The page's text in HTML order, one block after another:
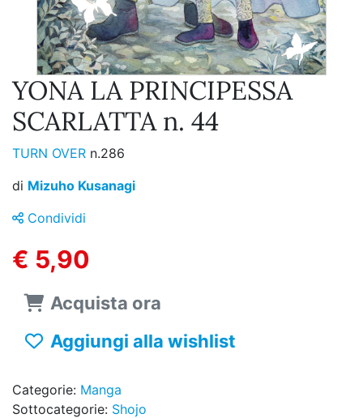
YONA LA PRINCIPESSA
SCARLATTA n. 44
TURN OVER n.286
di Mizuho Kusanagi
Condividi
€ 5,90
Acquista ora
Aggiungi alla wishlist
Categorie: Manga
Sottocategorie: Shojo